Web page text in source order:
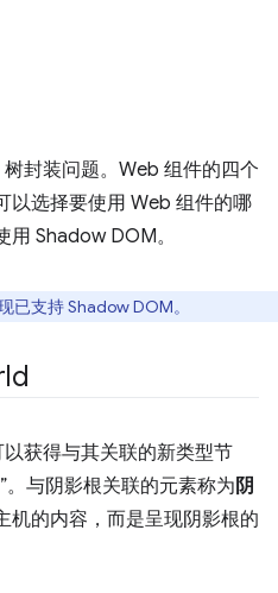
封装问题。Web 组件的四个
以选择要使用 Web 组件的哪
Shadow DOM。
已支持 Shadow DOM。
获得与其关联的新类型节
与阴影根关联的元素称为 阴
机的内容，而是呈现阴影根的